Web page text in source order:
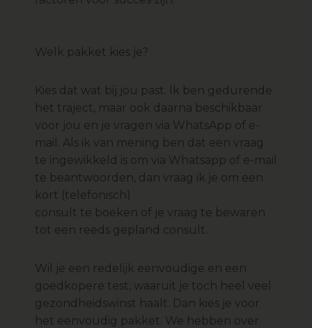
Welk pakket kies je?
Kies dat wat bij jou past. Ik ben gedurende
het traject, maar ook daarna beschikbaar
voor jou en je vragen via WhatsApp of e-
mail. Als ik van mening ben dat een vraag
te ingewikkeld is om via Whatsapp of e-mail
te beantwoorden, dan vraag ik je om een
kort (telefonisch)
consult te boeken of je vraag te bewaren
tot een reeds gepland consult.
Wil je een redelijk eenvoudige en een
goedkopere test, waaruit je toch heel veel
gezondheidswinst haalt. Dan kies je voor
het eenvoudig pakket. We hebben over